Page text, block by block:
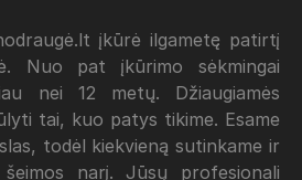
įkūrė ilgametę patirtį
Nuo pat įkūrimo sėkmingai
nei 12 metų. Džiaugiamės
tai, kuo patys tikime. Esame
todėl kiekvieną sutinkame ir
narį. Jūsų profesionali